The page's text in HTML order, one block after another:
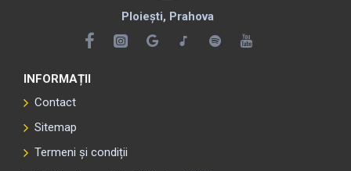
Ploiești, Prahova
INFORMAȚII
Contact
Sitemap
Termeni și condiții